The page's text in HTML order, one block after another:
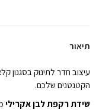
תיאור
עיצוב חדר לתינוק בסגנון
הקטנטנים שלכם.
שידתרקפת לבן אקרילי